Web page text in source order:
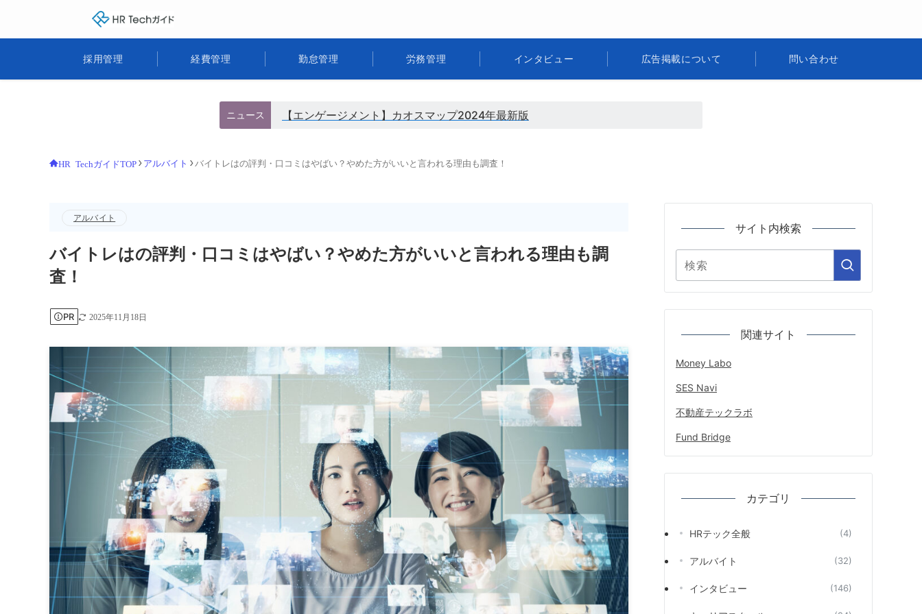
HR Techガイド
採用管理 経費管理 勤怠管理 労務管理 インタビュー 広告掲載について 問い合わせ
ニュース 【エンゲージメント】カオスマップ2024年最新版
HR TechガイドTOP アルバイト バイトレはの評判・口コミはやばい？やめた方がいいと言われる理由も調査！
アルバイト
バイトレはの評判・口コミはやばい？やめた方がいいと言われる理由も調
査！
PR 2025年11月18日
サイト内検索
関連サイト
Money Labo
SES Navi
不動産テックラボ
Fund Bridge
カテゴリ
HRテック全般 (4)
アルバイト (32)
インタビュー (146)